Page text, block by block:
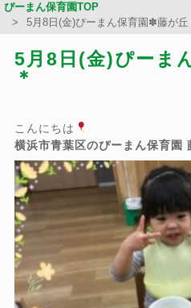
ぴーまん保育園TOP
5月8日(金)ぴーまん保育園✽藤が丘
5月8日(金)ぴーま
＊
こんにちは
横浜市青葉区のぴーまん保育園